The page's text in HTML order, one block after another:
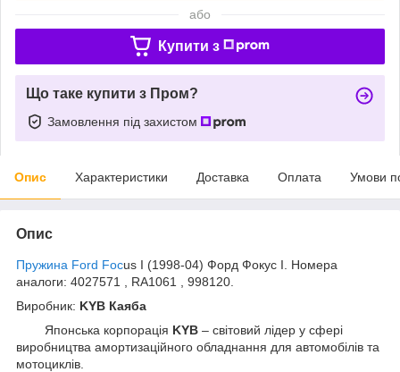
або
Купити з
Що таке купити з Пром?
Замовлення під захистом
Опис Характеристики Доставка Оплата Умови
Опис
Пружина Ford Focus I (1998-04) Форд Фокус I. Номера
аналоги: 4027571 , RA1061 , 998120.
Виробник: KYB Каяба
Японська корпорація KYB – світовий лідер у сфері
виробництва амортизаційного обладнання для автомобілів та
мотоциклів.